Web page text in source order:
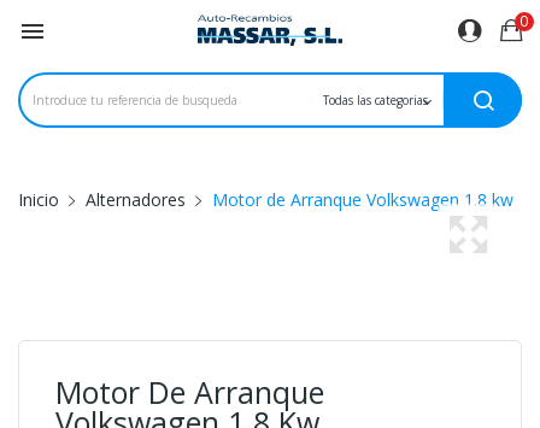
 0
Inicio Alternadores Motor de Arranque Volkswagen 1.8 kw
Motor De Arranque